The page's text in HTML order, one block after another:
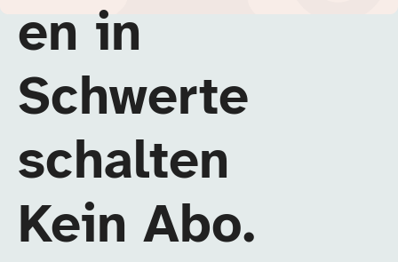
en in
Schwerte
schalten
Kein Abo.